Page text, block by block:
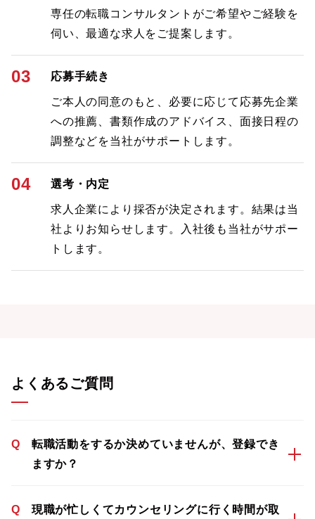
専任の転職コンサルタントがご希望やご経験を
伺い、最適な求人をご提案します。
03 応募手続き
ご本人の同意のもと、必要に応じて応募先企業
への推薦、書類作成のアドバイス、面接日程の
調整などを当社がサポートします。
04 選考・内定
求人企業により採否が決定されます。結果は当
社よりお知らせします。入社後も当社がサポー
トします。
よくあるご質問
Q
転職活動をするか決めていませんが、登録でき
ますか？
Q
現職が忙しくてカウンセリングに行く時間が取